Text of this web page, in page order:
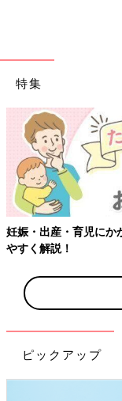
特集
妊娠・出産・育児にか
やすく解説！
ピックアップ